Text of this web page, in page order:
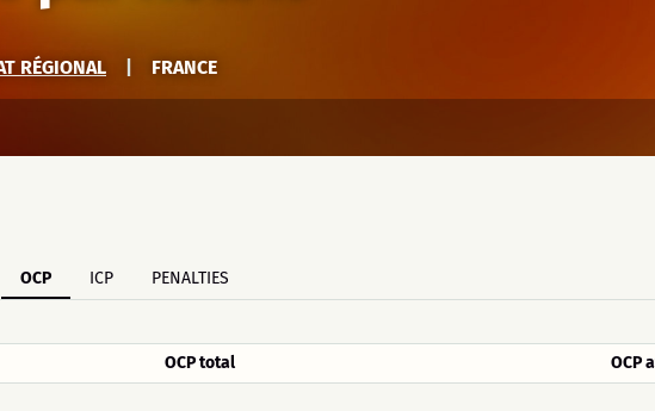
RÉGIONAL FRANCE
OCP ICP PENALTIES
OCP total OCP